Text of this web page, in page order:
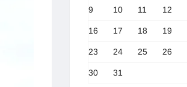
9 10 11 12
16 17 18 19
23 24 25 26
30 31